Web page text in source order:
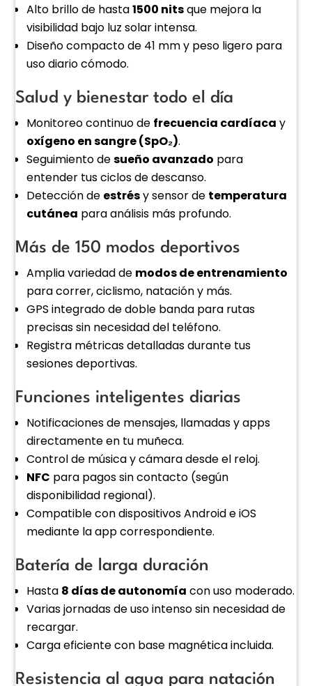
Alto brillo de hasta1500 nitsque mejora la
visibilidad bajo luz solar intensa.
Diseño compacto de 41 mm y peso ligero para
uso diario cómodo.
Salud y bienestar todo el día
Monitoreo continuo de frecuencia cardíaca y
oxígeno en sangre (SpO₂).
Seguimiento desueño avanzado para
entender tus ciclos de descanso.
Detección de estrésy sensor de temperatura
cutánea para análisis más profundo.
Más de 150 modos deportivos
Amplia variedad de modos de entrenamiento
para correr, ciclismo, natación y más.
GPS integrado de doble banda para rutas
precisas sin necesidad del teléfono.
Registra métricas detalladas durante tus
sesiones deportivas.
Funciones inteligentes diarias
Notificaciones de mensajes, llamadas y apps
directamente en tu muñeca.
Control de música y cámara desde el reloj.
NFC para pagos sin contacto (según
disponibilidad regional).
Compatible con dispositivos Android e iOS
mediante la app correspondiente.
Batería de larga duración
Hasta 8 días de autonomía con uso moderado.
Varias jornadas de uso intenso sin necesidad de
recargar.
Carga eficiente con base magnética incluida.
Resistencia al agua para natación